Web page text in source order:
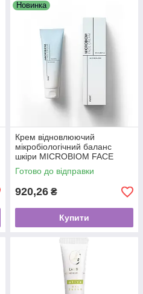
Новинка
Крем відновлюючий
мікробіологічний баланс
шкіри MICROBIOM FACE
CREAM LAMBRE 80 ml
Готово до відправки
920,26 ₴
Купити